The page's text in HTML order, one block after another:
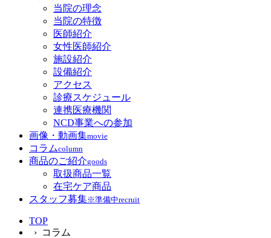
当院の理念
当院の特徴
医師紹介
女性医師紹介
施設紹介
設備紹介
アクセス
診療スケジュール
連携医療機関
NCD事業への参加
画像・動画集movie
コラムcolumn
商品のご紹介goods
取扱商品一覧
在宅ケア商品
スタッフ募集※準備中recruit
TOP
› コラム